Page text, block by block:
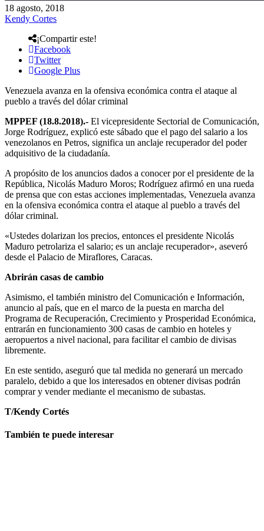
18 agosto, 2018
Kendy Cortes
¡Compartir este!
Facebook
Twitter
Google Plus
Venezuela avanza en la ofensiva económica contra el ataque al
pueblo a través del dólar criminal
MPPEF (18.8.2018).- El vicepresidente Sectorial de Comunicación,
Jorge Rodríguez, explicó este sábado que el pago del salario a los
venezolanos en Petros, significa un anclaje recuperador del poder
adquisitivo de la ciudadanía.
A propósito de los anuncios dados a conocer por el presidente de la
República, Nicolás Maduro Moros; Rodríguez afirmó en una rueda
de prensa que con estas acciones implementadas, Venezuela avanza
en la ofensiva económica contra el ataque al pueblo a través del
dólar criminal.
«Ustedes dolarizan los precios, entonces el presidente Nicolás
Maduro petrolariza el salario; es un anclaje recuperador», aseveró
desde el Palacio de Miraflores, Caracas.
Abrirán casas de cambio
Asimismo, el también ministro del Comunicación e Información,
anuncio al país, que en el marco de la puesta en marcha del
Programa de Recuperación, Crecimiento y Prosperidad Económica,
entrarán en funcionamiento 300 casas de cambio en hoteles y
aeropuertos a nivel nacional, para facilitar el cambio de divisas
libremente.
En este sentido, aseguró que tal medida no generará un mercado
paralelo, debido a que los interesados en obtener divisas podrán
comprar y vender mediante el mecanismo de subastas.
T/Kendy Cortés
También te puede interesar